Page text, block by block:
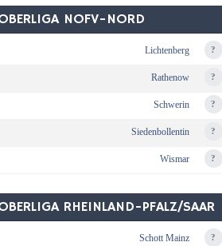
NOFV-NORD
Lichtenberg ?
Rathenow ?
Schwerin ?
Siedenbollentin ?
Wismar ?
RHEINLAND-PFALZ/SAAR
Schott Mainz ?